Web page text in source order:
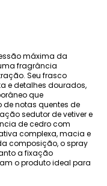
máxima da
fragrância
Seu frasco
e detalhes dourados,
que
notas quentes de
sedutor de vetiver e
de cedro com
complexa, macia e
composição, o spray
a fixação
o produto ideal para